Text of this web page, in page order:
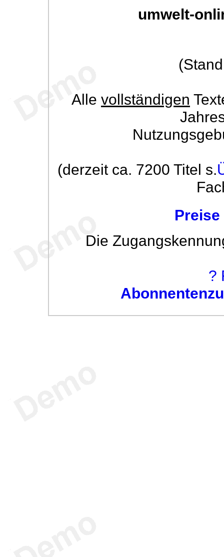
umwelt-
Alle vollständigen
(derzeit ca. 7200 Titel s.
Die
?